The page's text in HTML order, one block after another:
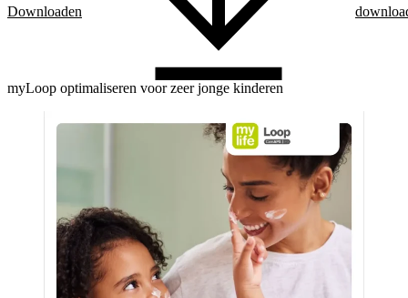
Downloaden
myLoop optimaliseren voor zeer jonge kinderen